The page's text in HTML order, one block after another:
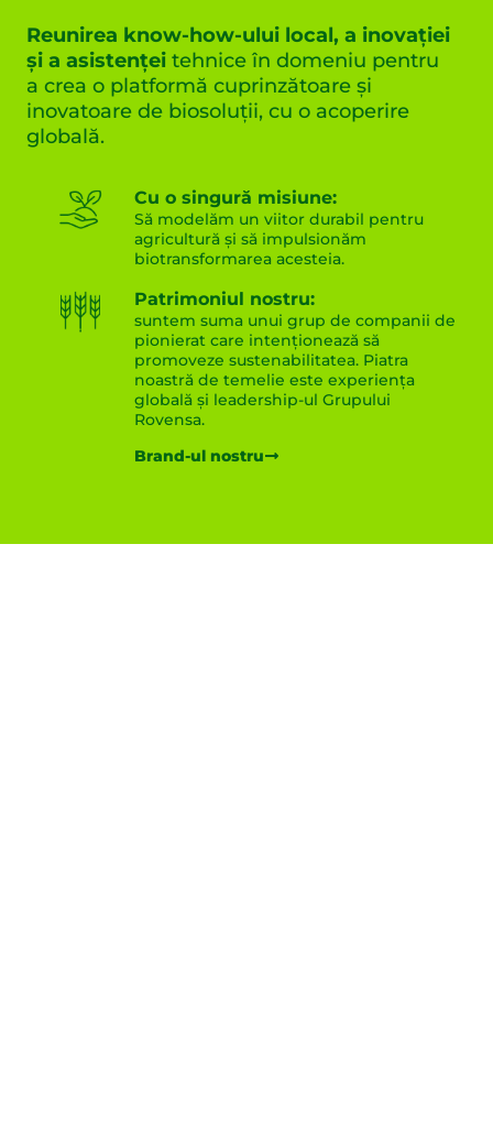
Reunirea know-how-ului local, a inovației
și a asistenței tehnice în domeniu pentru
a crea o platformă cuprinzătoare și
inovatoare de biosoluții, cu o acoperire
globală.
Cu o singură misiune:
Să modelăm un viitor durabil pentru
agricultură și să impulsionăm
biotransformarea acesteia.
Patrimoniul nostru:
suntem suma unui grup de companii de
pionierat care intenționează să
promoveze sustenabilitatea. Piatra
noastră de temelie este experiența
globală și leadership-ul Grupului
Rovensa.
Brand-ul nostru